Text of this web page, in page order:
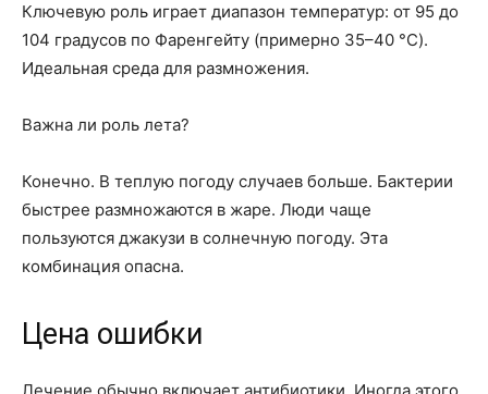
Ключевую роль играет диапазон температур: от 95 до
104 градусов по Фаренгейту (примерно 35–40 °C).
Идеальная среда для размножения.
Важна ли роль лета?
Конечно. В теплую погоду случаев больше. Бактерии
быстрее размножаются в жаре. Люди чаще
пользуются джакузи в солнечную погоду. Эта
комбинация опасна.
Цена ошибки